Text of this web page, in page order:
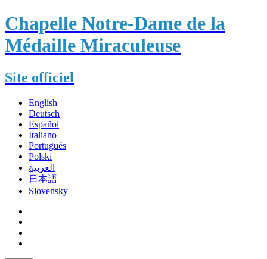
Chapelle Notre-Dame de la
Médaille Miraculeuse
Site officiel
English
Deutsch
Español
Italiano
Português
Polski
العربية
日本語
Slovensky